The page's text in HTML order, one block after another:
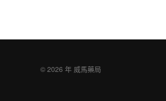
© 2026 年 威馬藥局